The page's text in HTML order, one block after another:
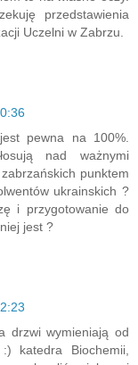
przedstawienia
Uczelni w Zabrzu.
pewna na 100%.
nad ważnymi
punktem
ukrainskich ?
i przygotowanie do
jest ?
drzwi wymieniają od
katedra Biochemii,